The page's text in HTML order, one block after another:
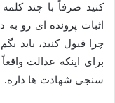
کنید صرفاً با چند
اثبات پرونده ای رو
چرا قبول کنید، باید
برای اینکه عدالت
سنجی شهادت ها داره.